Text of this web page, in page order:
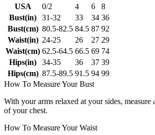
USA
0/2 4 6
8
Bust(in)
31-32 33 34 36
Bust(cm) 80.5-82.5 84.5 87 92
Waist(in) 24-25 26 27 29
Waist(cm) 62.5-64.5 66.5 69 74
Hips(in)
34-35 36 37 39
Hips(cm) 87.5-89.5 91.5 94 99
How To Measure Your Bust
With your arms relaxed at your sides, measure
of your chest.
How To Measure Your Waist